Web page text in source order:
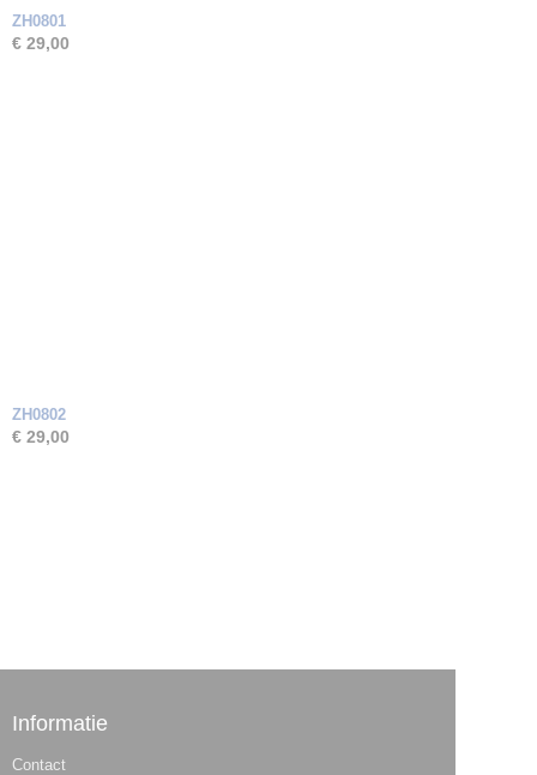
ZH0801
€ 29,00
ZH0802
€ 29,00
Informatie
Contact